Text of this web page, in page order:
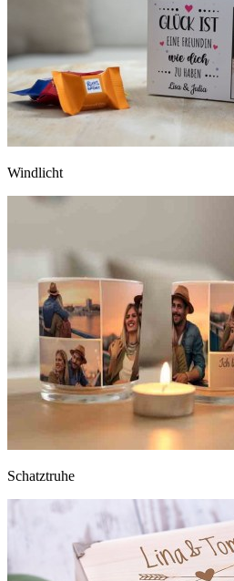
Windlicht
Schatztruhe